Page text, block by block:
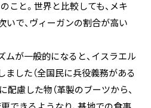
こと。世界と比較しても、メキ
いで、ヴィーガンの割合が高い
が一般的になると、イスラエル
した（全国民に兵役義務がある
配慮した物（革製のブーツから、